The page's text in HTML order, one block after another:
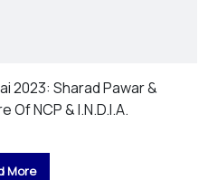
2023: Sharad Pawar &
Of NCP & I.N.D.I.A.
More